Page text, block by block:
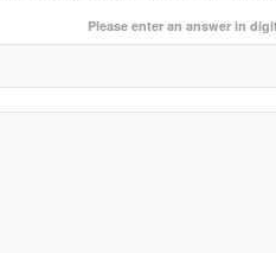
Please enter an answer in